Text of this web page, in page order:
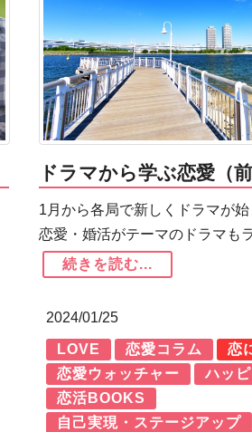
ドラマから学ぶ恋愛（前
1月から各局で新しくドラマが始
恋愛・婚活がテーマのドラマも
続きを読む...
2024/01/25
LOVE 恋愛コラム
恋
恋愛ウォッチャー
ハッ
恋活BOOKS
自己実現・ステージアップ